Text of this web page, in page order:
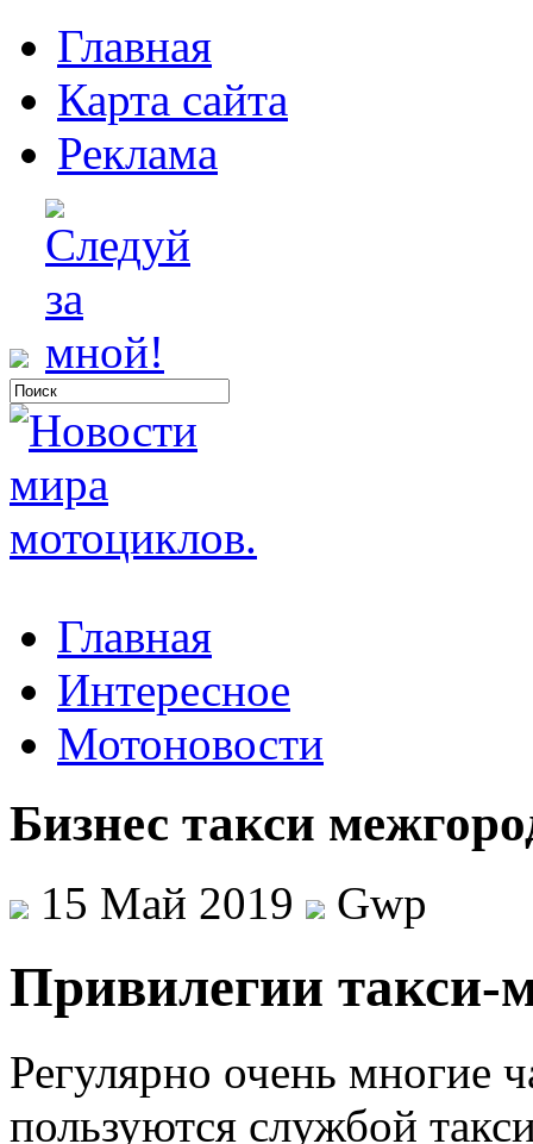
Главная
Карта сайта
Реклама
Главная
Интересное
Мотоновости
Бизнес такси
15 Май 2019 Gwp
Привилeгии тaкси-
Регулярно очень многие
пользуются службой